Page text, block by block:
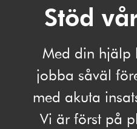
Stöd
Med din hjälp
jobba såväl
med akuta
Vi är först på